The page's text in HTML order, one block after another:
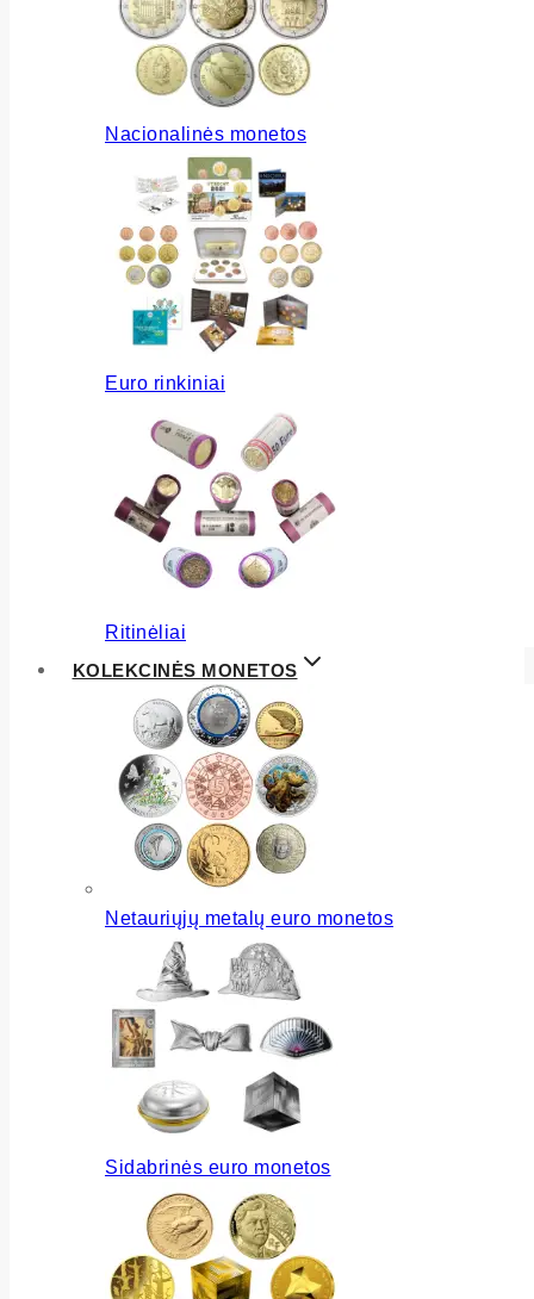
Nacionalinės monetos
Euro rinkiniai
Ritinėliai
KOLEKCINĖS MONETOS
Netauriųjų metalų euro monetos
Sidabrinės euro monetos